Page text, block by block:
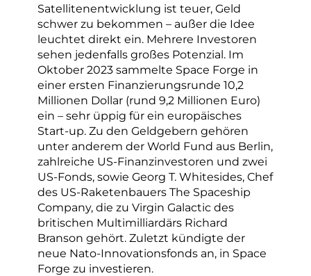
Satellitenentwicklung ist teuer, Geld
schwer zu bekommen – außer die Idee
leuchtet direkt ein. Mehrere Investoren
sehen jedenfalls großes Potenzial. Im
Oktober 2023 sammelte Space Forge in
einer ersten Finanzierungsrunde 10,2
Millionen Dollar (rund 9,2 Millionen Euro)
ein – sehr üppig für ein europäisches
Start-up. Zu den Geldgebern gehören
unter anderem der World Fund aus Berlin,
zahlreiche US-Finanzinvestoren und zwei
US-Fonds, sowie Georg T. Whitesides, Chef
des US-Raketenbauers The Spaceship
Company, die zu Virgin Galactic des
britischen Multimilliardärs Richard
Branson gehört. Zuletzt kündigte der
neue Nato-Innovationsfonds an, in Space
Forge zu investieren.